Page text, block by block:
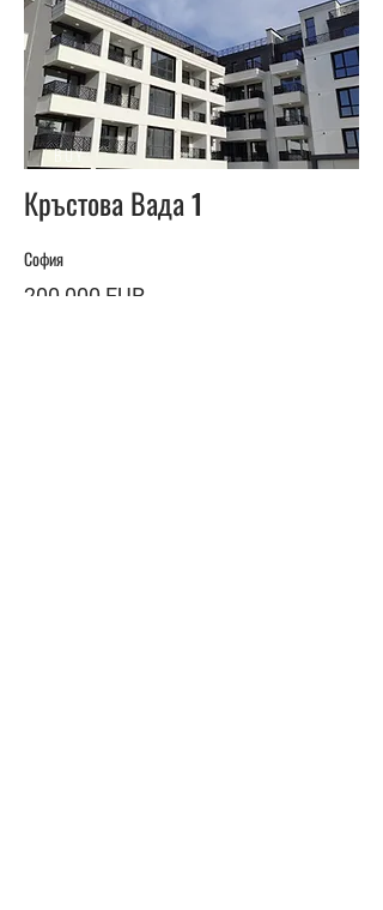
BUY
Кръстова Вада 1
София
200 000 EUR